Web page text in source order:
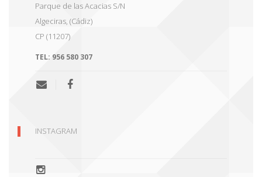
Parque de las Acacias S/N
Algeciras, (Cádiz)
CP (11207)
TEL: 956 580 307
INSTAGRAM